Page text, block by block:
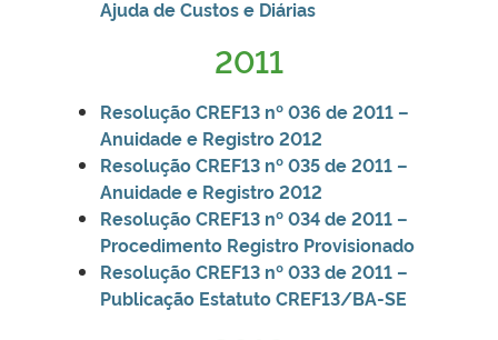
Ajuda de Custos e Diárias
2011
Resolução CREF13 nº 036 de 2011 –
Anuidade e Registro 2012
Resolução CREF13 nº 035 de 2011 –
Anuidade e Registro 2012
Resolução CREF13 nº 034 de 2011 –
Procedimento Registro Provisionado
Resolução CREF13 nº 033 de 2011 –
Publicação Estatuto CREF13/BA-SE